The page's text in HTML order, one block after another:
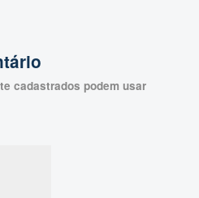
cadastrados podem usar